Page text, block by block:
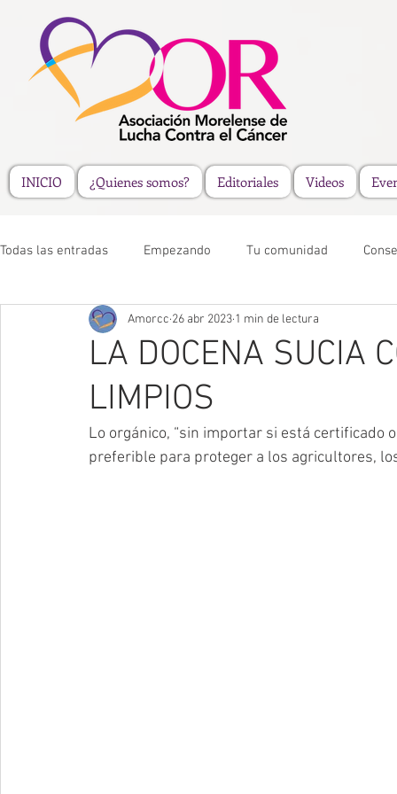
INICIO ¿Quienes somos? Editoriales Videos
Todas las entradas Empezando Tu comunidad
LA DOCENA SUCIA
LIMPIOS
Amorcc 26 abr 2023 1 min de lectura
Lo orgánico, “sin importar si está certificado
preferible para proteger a los agricultores,